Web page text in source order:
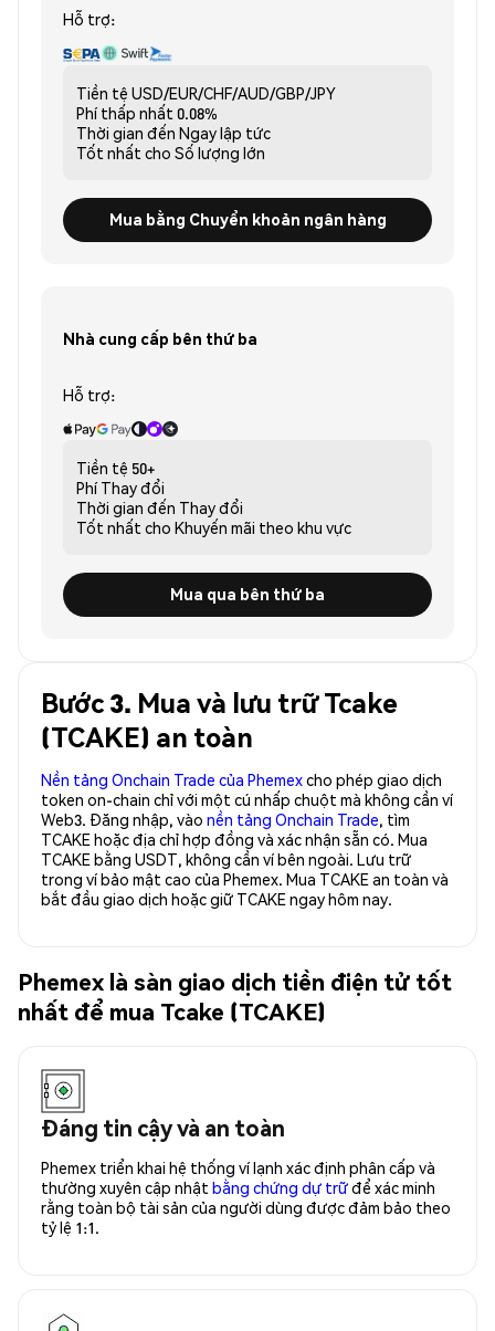
Hỗ trợ:
Tiền tệ USD/EUR/CHF/AUD/GBP/JPY
Phí thấp nhất 0.08%
Thời gian đến Ngay lập tức
Tốt nhất cho Số lượng lớn
Mua bằng Chuyển khoản ngân hàng
Nhà cung cấp bên thứ ba
Hỗ trợ:
Tiền tệ 50+
Phí Thay đổi
Thời gian đến Thay đổi
Tốt nhất cho Khuyến mãi theo khu vực
Mua qua bên thứ ba
Bước 3. Mua và lưu trữ Tcake
(TCAKE) an toàn
Nền tảng Onchain Trade của Phemexcho phép giao dịch
token on-chain chỉ với một cú nhấp chuột mà không cần ví
Web3. Đăng nhập, vào nền tảng Onchain Trade, tìm
TCAKE hoặc địa chỉ hợp đồng và xác nhận sẵn có. Mua
TCAKE bằng USDT, không cần ví bên ngoài. Lưu trữ
trong ví bảo mật cao của Phemex. Mua TCAKE an toàn và
bắt đầu giao dịch hoặc giữ TCAKE ngay hôm nay.
Phemex là sàn giao dịch tiền điện tử tốt
nhất để mua Tcake (TCAKE)
Đáng tin cậy và an toàn
Phemex triển khai hệ thống ví lạnh xác định phân cấp và
thường xuyên cập nhật bằng chứng dự trữđể xác minh
rằng toàn bộ tài sản của người dùng được đảm bảo theo
tỷ lệ 1:1.